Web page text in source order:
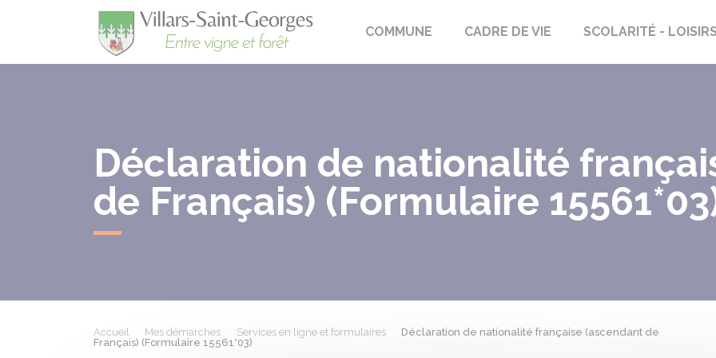
Villars-Saint-Georges
COMMUNE CADRE DE VIE SCOLARITÉ -
Déclaration de nationalité
de Français) (Formulaire
Accueil Mes démarches Services en ligne et formulaires
Déclaration de nationalité française (ascendant de
Français) (Formulaire 15561*03)